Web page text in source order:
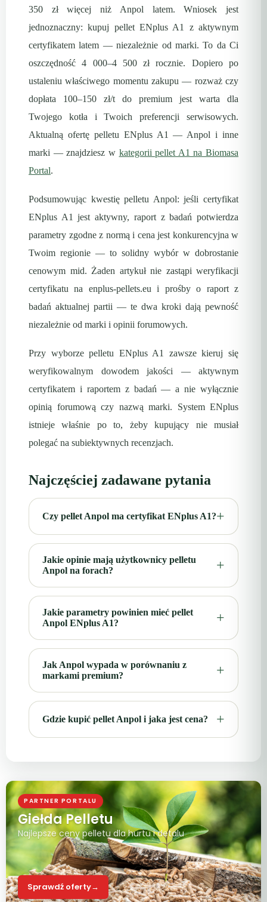
350 zł więcej niż Anpol latem. Wniosek jest
jednoznaczny: kupuj pellet ENplus A1 z aktywnym
certyfikatem latem — niezależnie od marki. To da Ci
oszczędność 4 000–4 500 zł rocznie. Dopiero po
ustaleniu właściwego momentu zakupu — rozważ czy
dopłata 100–150 zł/t do premium jest warta dla
Twojego kotła i Twoich preferencji serwisowych.
Aktualną ofertę pelletu ENplus A1 — Anpol i inne
marki — znajdziesz w kategorii pellet A1 na Biomasa
Portal.
Podsumowując kwestię pelletu Anpol: jeśli certyfikat
ENplus A1 jest aktywny, raport z badań potwierdza
parametry zgodne z normą i cena jest konkurencyjna w
Twoim regionie — to solidny wybór w dobrostanie
cenowym mid. Żaden artykuł nie zastąpi weryfikacji
certyfikatu na enplus-pellets.eu i prośby o raport z
badań aktualnej partii — te dwa kroki dają pewność
niezależnie od marki i opinii forumowych.
Przy wyborze pelletu ENplus A1 zawsze kieruj się
weryfikowalnym dowodem jakości — aktywnym
certyfikatem i raportem z badań — a nie wyłącznie
opinią forumową czy nazwą marki. System ENplus
istnieje właśnie po to, żeby kupujący nie musiał
polegać na subiektywnych recenzjach.
Najczęściej zadawane pytania
Czy pellet Anpol ma certyfikat ENplus A1?
Jakie opinie mają użytkownicy pelletu
Anpol na forach?
Jakie parametry powinien mieć pellet
Anpol ENplus A1?
Jak Anpol wypada w porównaniu z
markami premium?
Gdzie kupić pellet Anpol i jaka jest cena?
PARTNER PORTALU
Giełda Pelletu
Najlepsze ceny pelletu dla hurtu i detalu
Sprawdź oferty→